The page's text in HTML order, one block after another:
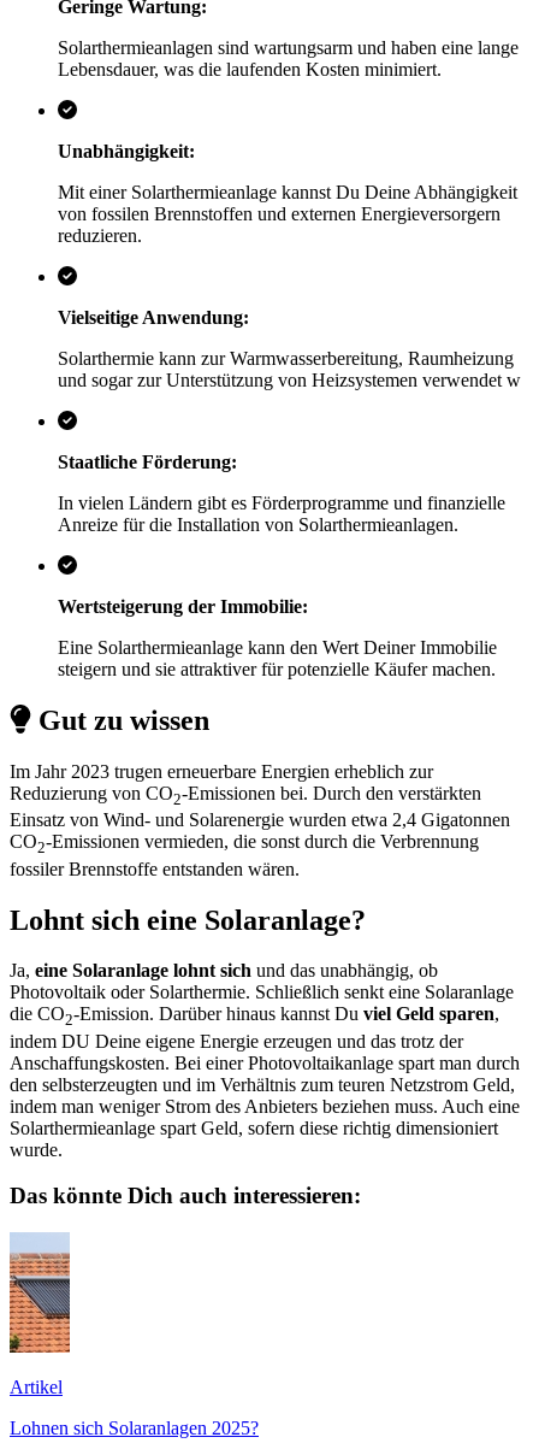
Geringe Wartung:
Solarthermieanlagen sind wartungsarm und haben eine lange
Lebensdauer, was die laufenden Kosten minimiert.
Unabhängigkeit:
Mit einer Solarthermieanlage kannst Du Deine Abhängigkeit
von fossilen Brennstoffen und externen Energieversorgern
reduzieren.
Vielseitige Anwendung:
Solarthermie kann zur Warmwasserbereitung, Raumheizung
und sogar zur Unterstützung von Heizsystemen verwendet w
Staatliche Förderung:
In vielen Ländern gibt es Förderprogramme und finanzielle
Anreize für die Installation von Solarthermieanlagen.
Wertsteigerung der Immobilie:
Eine Solarthermieanlage kann den Wert Deiner Immobilie
steigern und sie attraktiver für potenzielle Käufer machen.
Gut zu wissen
Im Jahr 2023 trugen erneuerbare Energien erheblich zur
Reduzierung von CO2-Emissionen bei. Durch den verstärkten
Einsatz von Wind- und Solarenergie wurden etwa 2,4 Gigatonnen
CO2-Emissionen vermieden, die sonst durch die Verbrennung
fossiler Brennstoffe entstanden wären.
Lohnt sich eine Solaranlage?
Ja, eine Solaranlage lohnt sich und das unabhängig, ob
Photovoltaik oder Solarthermie. Schließlich senkt eine Solaranlage
die CO2-Emission. Darüber hinaus kannst Du viel Geld sparen,
indem DU Deine eigene Energie erzeugen und das trotz der
Anschaffungskosten. Bei einer Photovoltaikanlage spart man durch
den selbsterzeugten und im Verhältnis zum teuren Netzstrom Geld,
indem man weniger Strom des Anbieters beziehen muss. Auch eine
Solarthermieanlage spart Geld, sofern diese richtig dimensioniert
wurde.
Das könnte Dich auch interessieren:
Artikel
Lohnen sich Solaranlagen 2025?